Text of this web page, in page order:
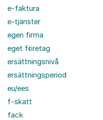
e-faktura
e-tjänster
egen firma
eget företag
ersättningsnivå
ersättningsperiod
eu/ees
f-skatt
fack